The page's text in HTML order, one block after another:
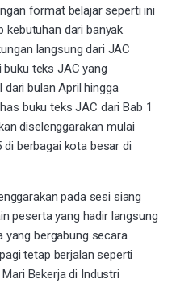
format belajar seperti ini
kebutuhan dari banyak
langsung dari JAC
teks JAC yang
dari bulan April hingga
buku teks JAC dari Bab 1
diselenggarakan mulai
di berbagai kota besar di
pada sesi siang
peserta yang hadir langsung
yang bergabung secara
tetap berjalan seperti
Bekerja di Industri